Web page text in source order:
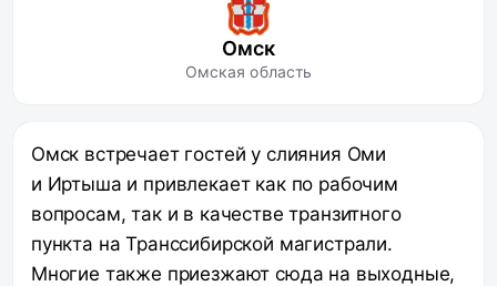
Омск
Омская область
Омск встречает гостей у слияния Оми
и Иртыша и привлекает как по рабочим
вопросам, так и в качестве транзитного
пункта на Транссибирской магистрали.
Многие также приезжают сюда на выходные,